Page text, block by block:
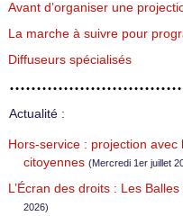
Avant d’organiser une
La marche à suivre pour
Diffuseurs spécialisés
Actualité :
Hors-service : projection
citoyennes (Mercredi 1er juillet
L’Écran des droits : Les
2026)